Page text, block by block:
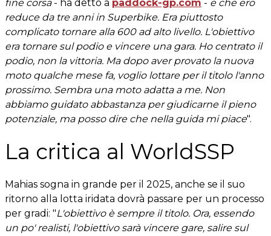
fine corsa- ha detto a paddock-gp.com - e che ero
reduce da tre anni in Superbike. Era piuttosto
complicato tornare alla 600 ad alto livello. L'obiettivo
era tornare sul podio e vincere una gara. Ho centrato il
podio, non la vittoria. Ma dopo aver provato la nuova
moto qualche mese fa, voglio lottare per il titolo l'anno
prossimo. Sembra una moto adatta a me. Non
abbiamo guidato abbastanza per giudicarne il pieno
potenziale, ma posso dire che nella guida mi piace".
La critica al WorldSSP
Mahias sogna in grande per il 2025, anche se il suo
ritorno alla lotta iridata dovrà passare per un processo
per gradi: "L'obiettivo è sempre il titolo. Ora, essendo
un po' realisti, l'obiettivo sarà vincere gare, salire sul